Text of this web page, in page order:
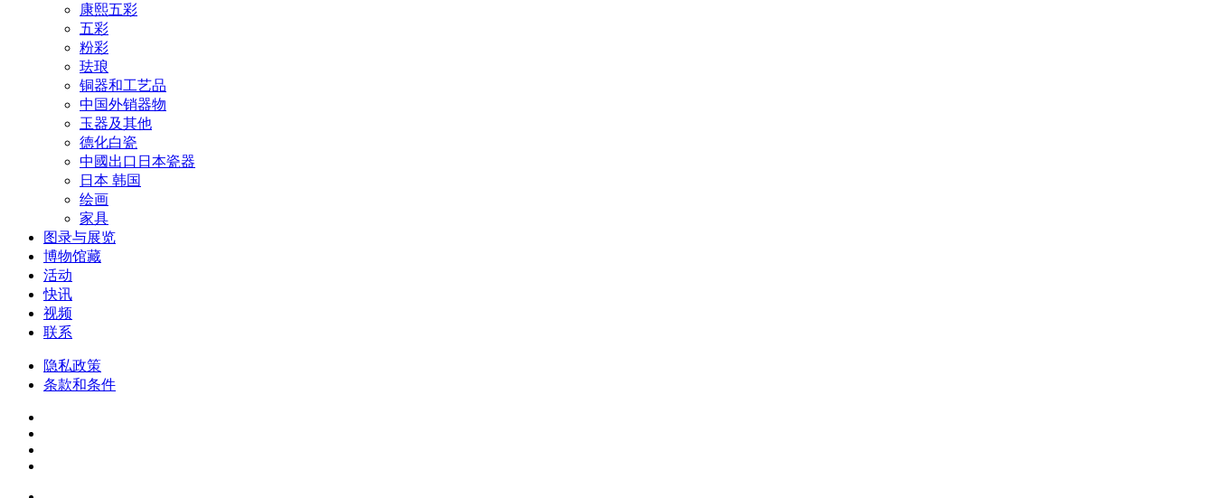
康熙五彩
五彩
粉彩
珐琅
铜器和工艺品
中国外销器物
玉器及其他
德化白瓷
中國出口日本瓷器
日本 韩国
绘画
家具
图录与展览
博物馆藏
活动
快讯
视频
联系
隐私政策
条款和条件